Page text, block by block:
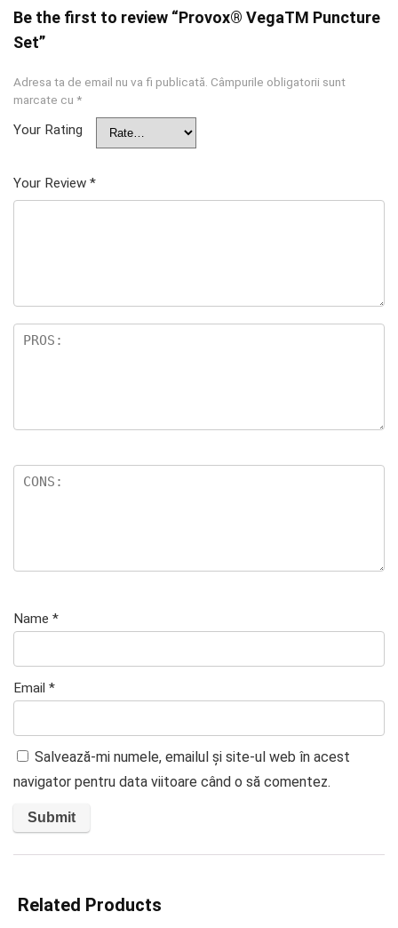
Be the first to review “Provox® VegaTM Puncture
Set”
Adresa ta de email nu va fi publicată. Câmpurile obligatorii sunt
marcate cu *
Your Rating
Your Review *
Name *
Email *
Salvează-mi numele, emailul și site-ul web în acest
navigator pentru data viitoare când o să comentez.
Related Products